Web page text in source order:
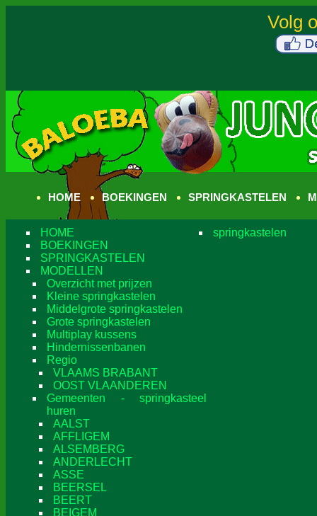
HOME BOEKINGEN SPRINGKASTELEN
HOME
BOEKINGEN
SPRINGKASTELEN
MODELLEN
Overzicht met prijzen
Kleine springkastelen
Middelgrote springkastelen
Grote springkastelen
Multiplay kussens
Hindernissenbanen
Regio
VLAAMS BRABANT
OOST VLAANDEREN
Gemeenten - springkasteel
huren
AALST
AFFLIGEM
ALSEMBERG
ANDERLECHT
ASSE
BEERSEL
BEERT
BEIGEM
springkastelen